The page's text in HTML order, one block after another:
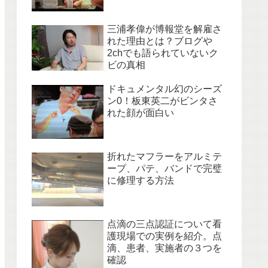
三浦孝偉が博報堂を解雇さ
れた理由とは？ブログや
2chでも語られていないク
ビの真相
ドキュメンタル幻のシーズ
ン0！板東英二がビンタさ
れた顔が面白い
折れたマフラーをアルミテ
ープ、パテ、バンドで完璧
に修理する方法
点滴の三点認証について看
護現場での実例を紹介。点
滴、患者、実施者の３つを
確認